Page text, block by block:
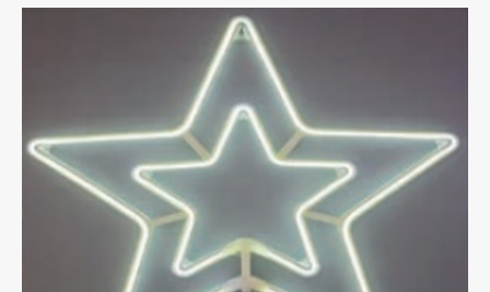
Referência 11562
Referência 11563
Referência 11570
Referência 11572
Referência 11579